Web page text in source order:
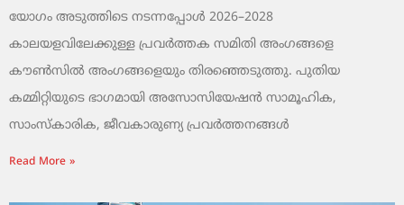
യോഗം അടുത്തിടെ നടന്നപ്പോൾ 2026–2028
കാലയളവിലേക്കുള്ള പ്രവർത്തക സമിതി അംഗങ്ങളെ
കൗൺസിൽ അംഗങ്ങളെയും തിരഞ്ഞെടുത്തു. പുതിയ
കമ്മിറ്റിയുടെ ഭാഗമായി അസോസിയേഷൻ സാമൂഹിക,
സാംസ്‌കാരിക, ജീവകാരുണ്യ പ്രവർത്തനങ്ങൾ
Read More »